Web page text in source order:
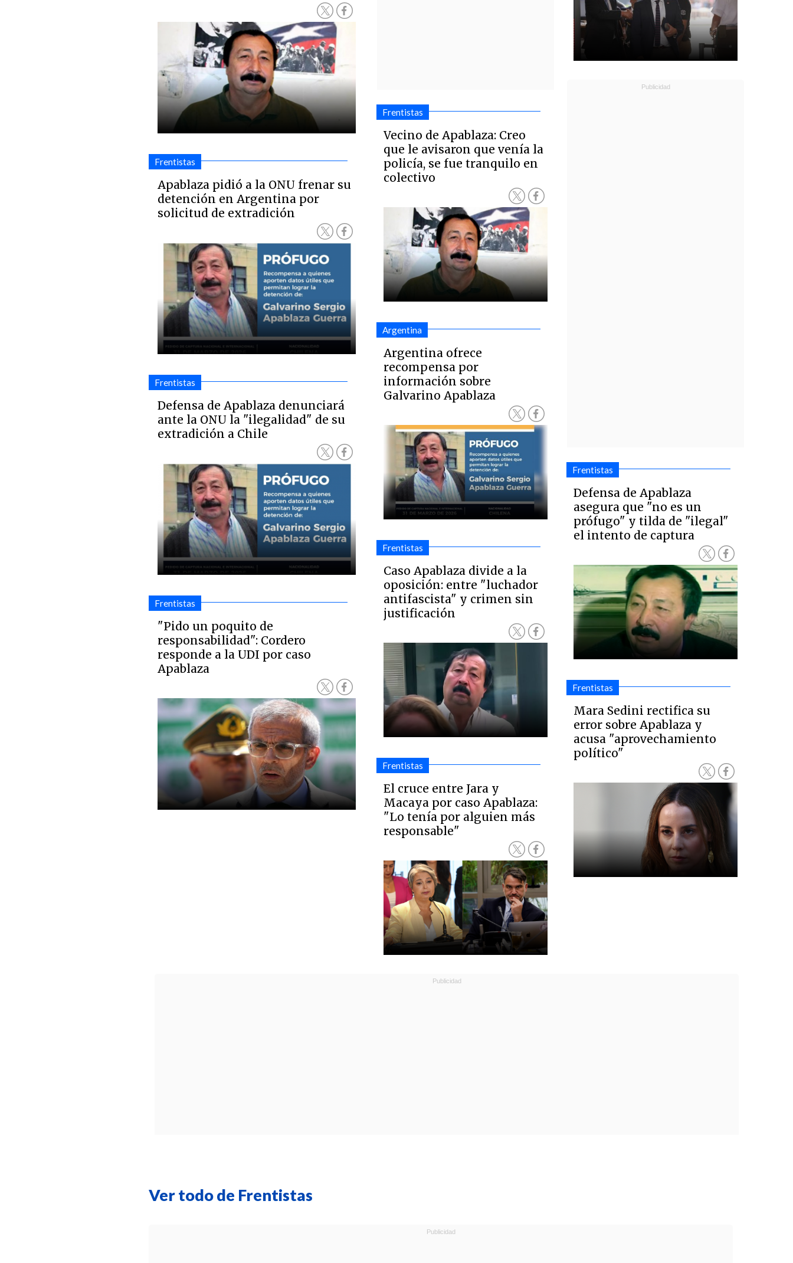
Frentistas
Apablaza pidió a la ONU frenar su
detención en Argentina por
solicitud de extradición
Frentistas
Defensa de Apablaza denunciará
ante la ONU la "ilegalidad" de su
extradición a Chile
Frentistas
"Pido un poquito de
responsabilidad": Cordero
responde a la UDI por caso
Apablaza
Frentistas
Vecino de Apablaza: Creo
que le avisaron que venía la
policía, se fue tranquilo en
colectivo
Argentina
Argentina ofrece
recompensa por
información sobre
Galvarino Apablaza
Frentistas
Caso Apablaza divide a la
oposición: entre "luchador
antifascista" y crimen sin
justificación
Frentistas
El cruce entre Jara y
Macaya por caso Apablaza:
"Lo tenía por alguien más
responsable"
Frentistas
Defensa de Apablaza
asegura que "no es un
prófugo" y tilda de "ilegal"
el intento de captura
Frentistas
Mara Sedini rectifica su
error sobre Apablaza y
acusa "aprovechamiento
político"
Ver todo de Frentistas